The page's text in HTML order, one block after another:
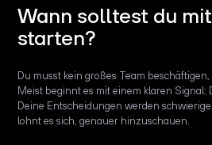
Wann solltest du
starten?
Du musst kein großes Team
Meist beginnt es mit einem klaren Signal:
Deine Entscheidungen werden
lohnt es sich, genauer hinzuschauen.